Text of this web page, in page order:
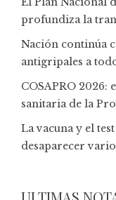
profundiza la
Nación continúa
antigripales a
COSAPRO
sanitaria de la
La vacuna y el
desaparecer